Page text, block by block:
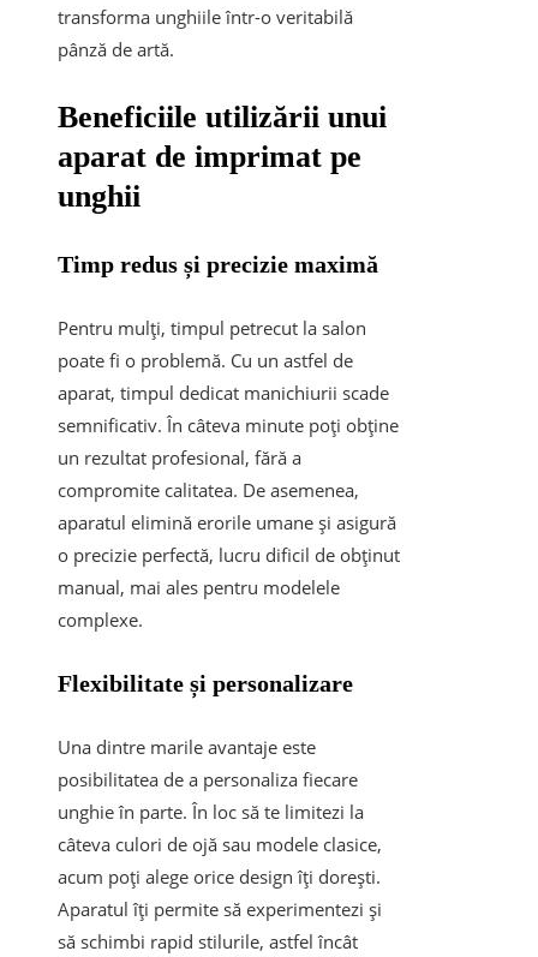
transforma unghiile într-o veritabilă
pânză de artă.
Beneficiile utilizării unui
aparat de imprimat pe
unghii
Timp redus și precizie maximă
Pentru mulți, timpul petrecut la salon
poate fi o problemă. Cu un astfel de
aparat, timpul dedicat manichiurii scade
semnificativ. În câteva minute poți obține
un rezultat profesional, fără a
compromite calitatea. De asemenea,
aparatul elimină erorile umane și asigură
o precizie perfectă, lucru dificil de obținut
manual, mai ales pentru modelele
complexe.
Flexibilitate și personalizare
Una dintre marile avantaje este
posibilitatea de a personaliza fiecare
unghie în parte. În loc să te limitezi la
câteva culori de ojă sau modele clasice,
acum poți alege orice design îți dorești.
Aparatul îți permite să experimentezi și
să schimbi rapid stilurile, astfel încât